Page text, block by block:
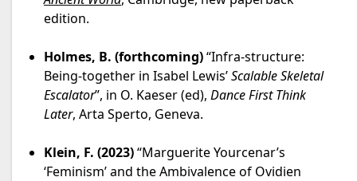
edition.
Holmes, B. (forthcoming)“Infra-structure:
Being-together in Isabel Lewis’Scalable Skeletal
Escalator”, in O. Kaeser (ed), Dance First Think
Later, Arta Sperto, Geneva.
Klein, F. (2023)“Marguerite Yourcenar’s
‘Feminism’ and the Ambivalence of Ovidien